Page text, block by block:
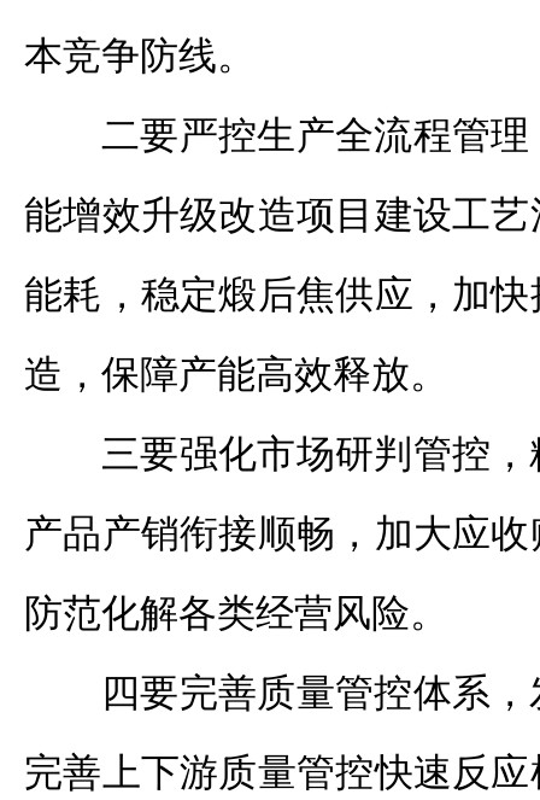
本竞争防线。
二要严控生产全流程管
能增效升级改造项目建设工
能耗，稳定煅后焦供应，加
造，保障产能高效释放。
三要强化市场研判管控
产品产销衔接顺畅，加大应
防范化解各类经营风险。
四要完善质量管控体系
完善上下游质量管控快速反